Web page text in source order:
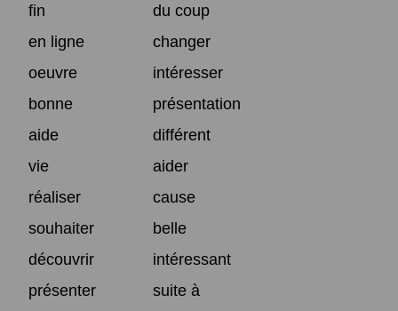
fin
du coup
en ligne
changer
oeuvre
intéresser
bonne
présentation
aide
différent
vie
aider
réaliser
cause
souhaiter
belle
découvrir
intéressant
présenter
suite à